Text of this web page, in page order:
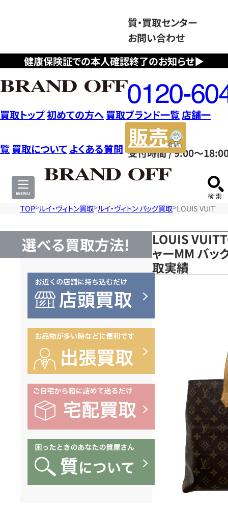
健康保険証での本人確認終了のお知らせ▶
質・買取センター
お問い合わせ
フ
リ
ー
ダ
イ
ヤ
ル
0120604117
受付時間 / 9:00～
買取トップ初めての方へ 買取ブランド一覧店舗一
覧 買取について よくある質問
サ
TOP ルイ・ヴィトン買取 ルイ・ヴィトン バッグ買取 LOUIS
選べる買取方法!
LOUIS
ャーMM バッ
取実績